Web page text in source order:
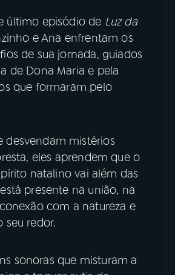
MÚSICA
NACIONAL
X
último episódio de Luz da
e Ana enfrentam os
de sua jornada, guiados
de Dona Maria e pela
que formaram pelo
desvendam mistérios
eles aprendem que o
natalino vai além das
presente na união, na
com a natureza e
seu redor.
sonoras que misturam a